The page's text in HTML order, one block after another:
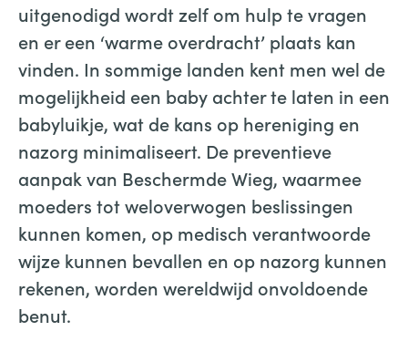
uitgenodigd wordt zelf om hulp te vragen
en er een ‘warme overdracht’ plaats kan
vinden. In sommige landen kent men wel de
mogelijkheid een baby achter te laten in een
babyluikje, wat de kans op hereniging en
nazorg minimaliseert. De preventieve
aanpak van Beschermde Wieg, waarmee
moeders tot weloverwogen beslissingen
kunnen komen, op medisch verantwoorde
wijze kunnen bevallen en op nazorg kunnen
rekenen, worden wereldwijd onvoldoende
benut.